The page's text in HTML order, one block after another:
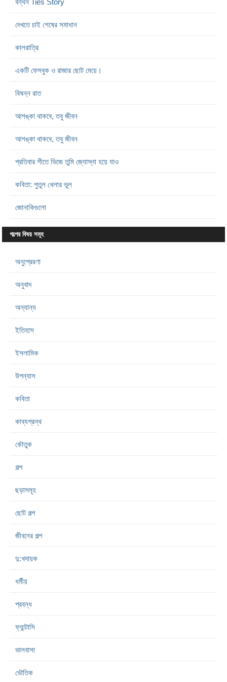
বন্ধন Ties Story
দেখতে চাই শেষের সমাধান
কালরাত্রি
একটি ফেসবুক ও রাজার ছোট মেয়ে।
বিষন্ন রাত
আশঙ্কা থাকবে, তবু জীবন
আশঙ্কা থাকবে, তবু জীবন
প্রতিবার শীতে ভিজে তুমি জ্যোস্না হয়ে যাও
কবিতা: পুতুল খেলার ভুল
জোনাকিগুলো
গল্পের বিষয় সমূহ
অনুপ্রেরণা
অনুবাদ
অন্যান্য
ইতিহাস
ইসলামিক
উপন্যাস
কবিতা
কাব্যগ্রন্থ
কৌতুক
গল্প
ছড়াসমূহ
ছোট গল্প
জীবনের গল্প
দু:খদায়ক
ধর্মীয়
প্রবন্ধ
ফ্যান্টাসি
ভালবাসা
ভৌতিক